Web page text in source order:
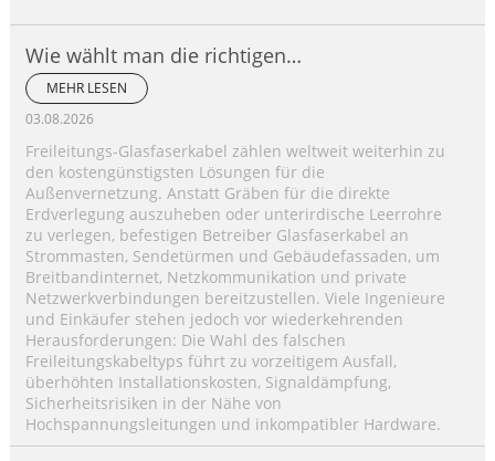
Wie wählt man die richtigen
Glasfaserkabeltypen für die Luftverlegung
aus?
MEHR LESEN
03.08.2026
Freileitungs-Glasfaserkabel zählen weltweit weiterhin zu
den kostengünstigsten Lösungen für die
Außenvernetzung. Anstatt Gräben für die direkte
Erdverlegung auszuheben oder unterirdische Leerrohre
zu verlegen, befestigen Betreiber Glasfaserkabel an
Strommasten, Sendetürmen und Gebäudefassaden, um
Breitbandinternet, Netzkommunikation und private
Netzwerkverbindungen bereitzustellen. Viele Ingenieure
und Einkäufer stehen jedoch vor wiederkehrenden
Herausforderungen: Die Wahl des falschen
Freileitungskabeltyps führt zu vorzeitigem Ausfall,
überhöhten Installationskosten, Signaldämpfung,
Sicherheitsrisiken in der Nähe von
Hochspannungsleitungen und inkompatibler Hardware.